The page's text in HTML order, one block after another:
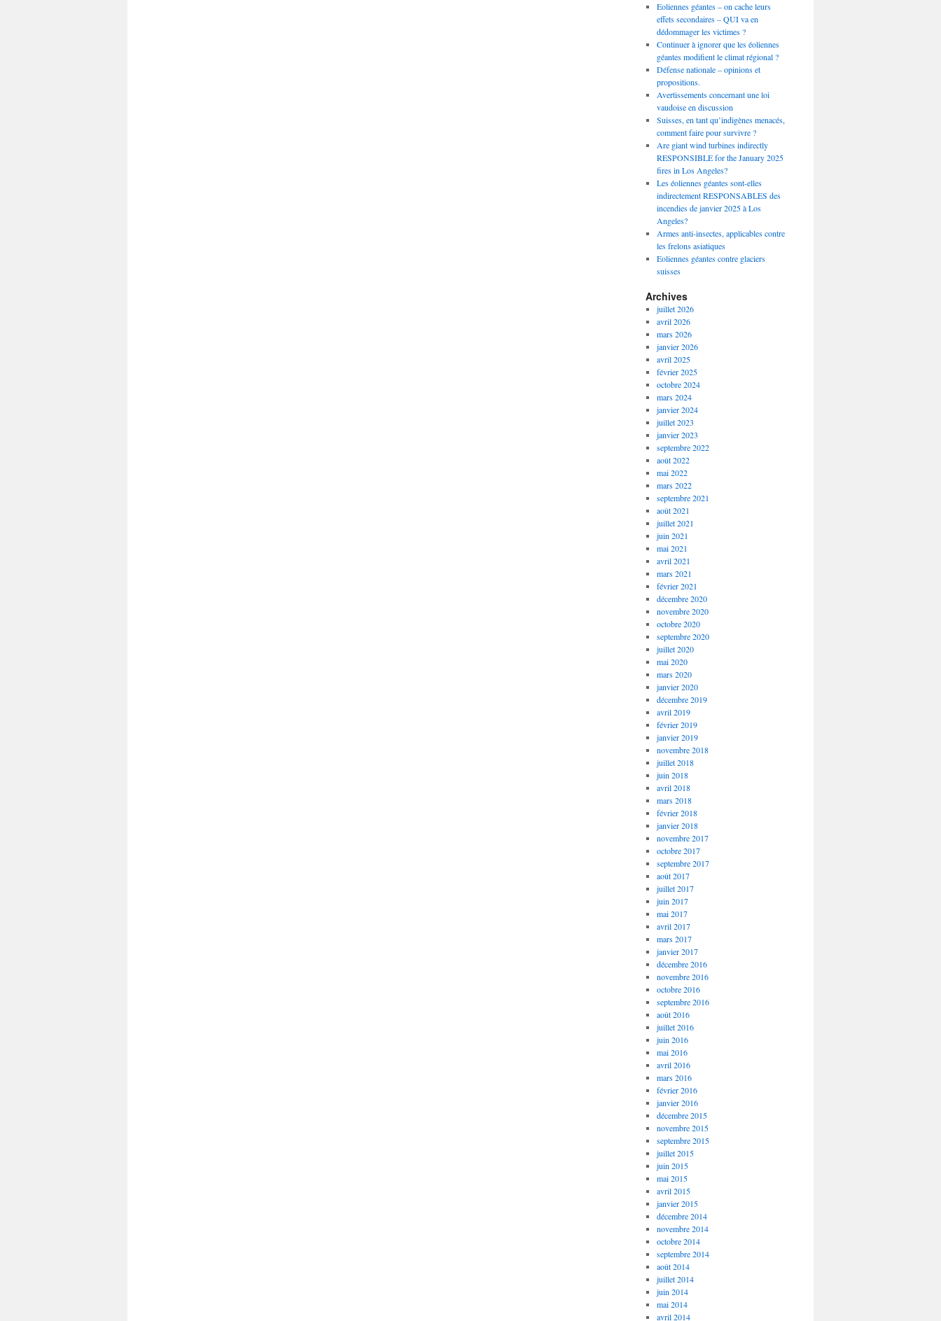
Eoliennes géantes – on cache leurs
effets secondaires – QUI va en
dédommager les victimes ?
Continuer à ignorer que les éoliennes
géantes modifient le climat régional ?
Défense nationale – opinions et
propositions.
Avertissements concernant une loi
vaudoise en discussion
Suisses, en tant qu’indigènes menacés,
comment faire pour survivre ?
Are giant wind turbines indirectly
RESPONSIBLE for the January 2025
fires in Los Angeles?
Les éoliennes géantes sont-elles
indirectement RESPONSABLES des
incendies de janvier 2025 à Los
Angeles?
Armes anti-insectes, applicables contre
les frelons asiatiques
Eoliennes géantes contre glaciers
suisses
Archives
juillet 2026
avril 2026
mars 2026
janvier 2026
avril 2025
février 2025
octobre 2024
mars 2024
janvier 2024
juillet 2023
janvier 2023
septembre 2022
août 2022
mai 2022
mars 2022
septembre 2021
août 2021
juillet 2021
juin 2021
mai 2021
avril 2021
mars 2021
février 2021
décembre 2020
novembre 2020
octobre 2020
septembre 2020
juillet 2020
mai 2020
mars 2020
janvier 2020
décembre 2019
avril 2019
février 2019
janvier 2019
novembre 2018
juillet 2018
juin 2018
avril 2018
mars 2018
février 2018
janvier 2018
novembre 2017
octobre 2017
septembre 2017
août 2017
juillet 2017
juin 2017
mai 2017
avril 2017
mars 2017
janvier 2017
décembre 2016
novembre 2016
octobre 2016
septembre 2016
août 2016
juillet 2016
juin 2016
mai 2016
avril 2016
mars 2016
février 2016
janvier 2016
décembre 2015
novembre 2015
septembre 2015
juillet 2015
juin 2015
mai 2015
avril 2015
janvier 2015
décembre 2014
novembre 2014
octobre 2014
septembre 2014
août 2014
juillet 2014
juin 2014
mai 2014
avril 2014